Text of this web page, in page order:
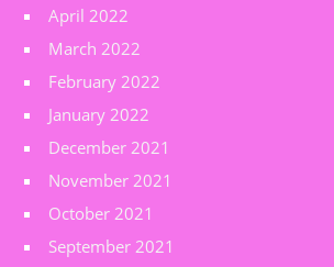
April 2022
March 2022
February 2022
January 2022
December 2021
November 2021
October 2021
September 2021